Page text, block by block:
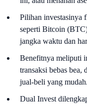
Pilihan investasinya
seperti Bitcoin
jangka waktu dan
Benefitnya meliputi
transaksi bebas
jual-beli yang mudah.
Dual Invest